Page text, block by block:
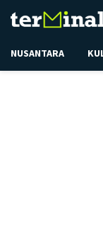
NUSANTARA